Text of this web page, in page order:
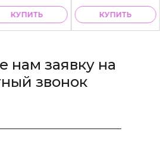
КУПИТЬ КУПИТЬ
нам заявку на
звонок